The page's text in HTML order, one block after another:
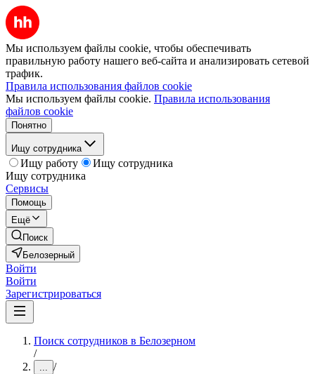
Мы используем файлы cookie, чтобы обеспечивать
правильную работу нашего веб-сайта и анализировать сетевой
трафик.
Правила использования файлов cookie
Мы используем файлы cookie. Правила использования
файлов cookie
Понятно
Ищу сотрудника
Ищу работу
Ищу сотрудника
Ищу сотрудника
Сервисы
Помощь
Ещё
Поиск
Белозерный
Войти
Войти
Зарегистрироваться
Поиск сотрудников в Белозерном
/
... /